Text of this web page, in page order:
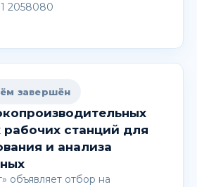
2058080
завершён
рабочих станций для
и анализа
объявляет отбор на